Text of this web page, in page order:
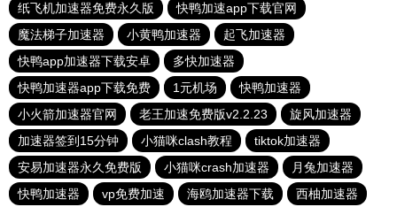
纸飞机加速器免费永久版
快鸭加速app下载官网
魔法梯子加速器
小黄鸭加速器
起飞加速器
快鸭app加速器下载安卓
多快加速器
快鸭加速器app下载免费
1元机场
快鸭加速器
小火箭加速器官网
老王加速免费版v2.2.23
旋风加速器
加速器签到15分钟
小猫咪clash教程
tiktok加速器
安易加速器永久免费版
小猫咪crash加速器
月兔加速器
快鸭加速器
vp免费加速 海鸥加速器下载
西柚加速器